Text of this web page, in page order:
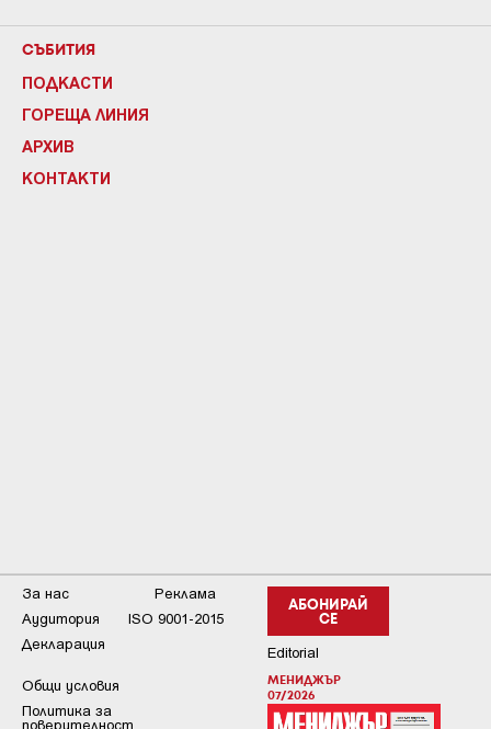
СЪБИТИЯ
ПОДКАСТИ
ГОРЕЩА ЛИНИЯ
АРХИВ
КОНТАКТИ
АБОНИРАЙ
СЕ
Editorial
МЕНИДЖЪР
07/2026
За нас
Реклама
Аудитория
ISO 9001-2015
Декларация
Общи условия
Пoлитикa зa
пoвepитeлнocт